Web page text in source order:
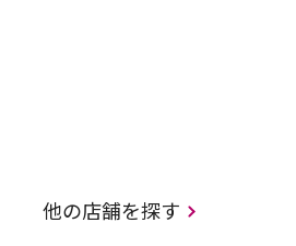
他の店舗を探す